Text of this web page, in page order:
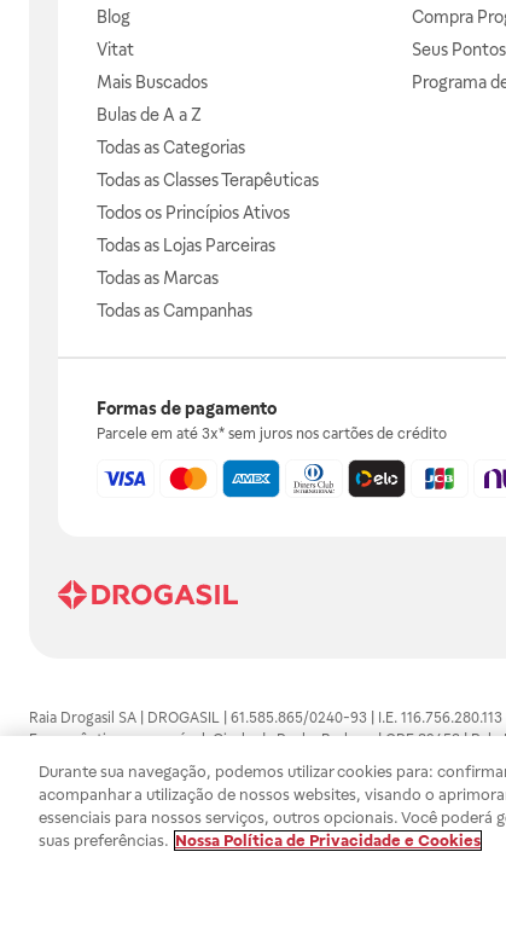
Blog
Vitat
Mais Buscados
Bulas de A a Z
Todas as Categorias
Todas as Classes Terapêuticas
Todos os Princípios Ativos
Todas as Lojas Parceiras
Todas as Marcas
Todas as Campanhas
Compra
Seus
Programa
Formas de pagamento
Parcele em até 3x* sem juros nos cartões de crédito
Raia Drogasil SA | DROGASIL | 61.585.865/0240-93 | I.E.
Farmacêutico responsável: Gisele da Penha Barbosa | CRF 89453 |
automedicação e não substituem, em hipótese alguma, as
persistirem os sintomas, um médico deverá ser consultado. Os
SA trabalha com as tecnologias mais avançadas de proteção de
efetuados estão sujeitos à confirmação da disponibilidade de produto
Durante sua navegação, podemos utilizar cookies para:
acompanhar a utilização de nossos websites, visando o
essenciais para nossos serviços, outros opcionais. Você poderá
suas preferências. Nossa Política de Privacidade e Cookies